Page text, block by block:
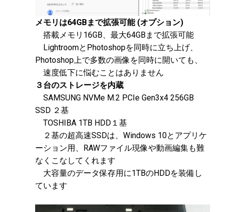
メモリは64GBまで拡張可能 (オプション)
搭載メモリ16GB、最大64GBまで拡張可能
LightroomとPhotoshopを同時に立ち上げ、
Photoshop上で多数の画像を同時に開いても、
速度低下に悩むことはありません
３台のストレージを内蔵
SAMSUNG NVMe M.2 PCIe Gen3x4 256GB
SSD ２基
TOSHIBA 1TB HDD１基
２基の超高速SSDは、Windows 10とアプリケ
ーション用、RAWファイル現像や動画編集も難
なくこなしてくれます
大容量のデータ保存用に1TBのHDDを装備し
ています